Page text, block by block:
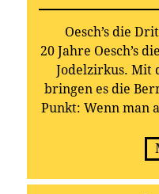
Oesch’s die
20 Jahre Oesch’s
Jodelzirkus. Mit
bringen es die
Punkt: Wenn man
stehen
Leidenschaft,